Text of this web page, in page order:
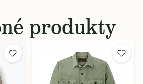
produkty